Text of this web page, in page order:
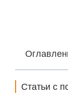
Статьи с